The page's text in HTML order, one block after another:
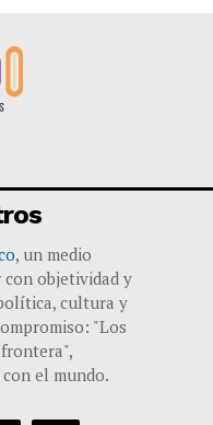
, un medio
con objetividad y
cultura y
"Los
el mundo.